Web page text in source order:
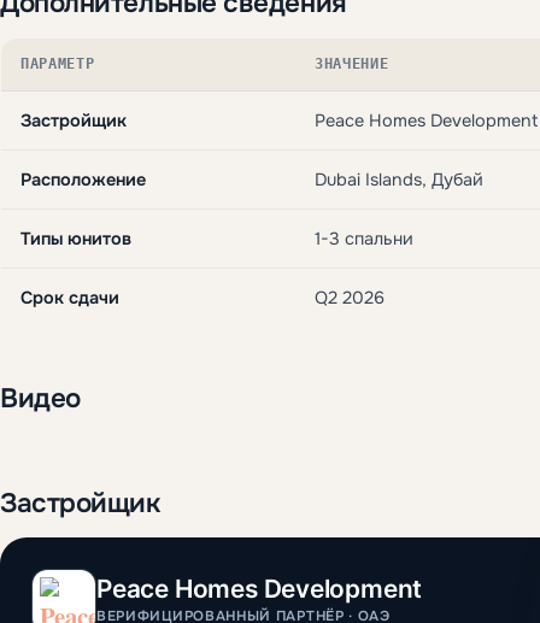
ПАРАМЕТР ЗНАЧЕНИЕ
Застройщик Peace Homes Development
Расположение Dubai Islands, Дубай
Типы юнитов 1-3 спальни
Срок сдачи Q2 2026
Видео
Застройщик
Peace Homes Development
ВЕРИФИЦИРОВАННЫЙ ПАРТНЁР · ОАЭ